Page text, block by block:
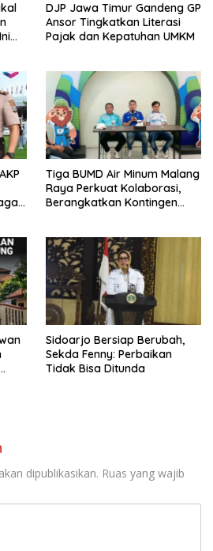
DJP Jawa Timur Gandeng GP
Ansor Tingkatkan Literasi
Pajak dan Kepatuhan UMKM
Tiga BUMD Air Minum Malang
Raya Perkuat Kolaborasi,
Berangkatkan Kontingen
Sidoarjo Bersiap Berubah,
Sekda Fenny: Perbaikan
Tidak Bisa Ditunda
dipublikasikan. Ruas yang wajib